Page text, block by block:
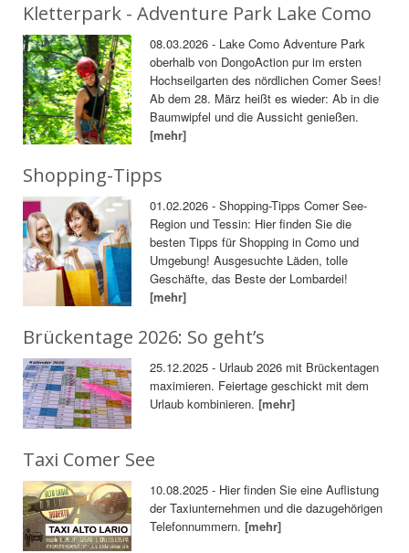
Kletterpark - Adventure Park Lake Como
08.03.2026 - Lake Como Adventure Park
oberhalb von DongoAction pur im ersten
Hochseilgarten des nördlichen Comer Sees!
Ab dem 28. März heißt es wieder: Ab in die
Baumwipfel und die Aussicht genießen.
[mehr]
Shopping-Tipps
01.02.2026 - Shopping-Tipps Comer See-
Region und Tessin: Hier finden Sie die
besten Tipps für Shopping in Como und
Umgebung! Ausgesuchte Läden, tolle
Geschäfte, das Beste der Lombardei!
[mehr]
Brückentage 2026: So geht’s
25.12.2025 - Urlaub 2026 mit Brückentagen
maximieren. Feiertage geschickt mit dem
Urlaub kombinieren.[mehr]
Taxi Comer See
10.08.2025 - Hier finden Sie eine Auflistung
der Taxiunternehmen und die dazugehörigen
Telefonnummern.[mehr]